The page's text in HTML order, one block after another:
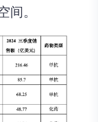
间。